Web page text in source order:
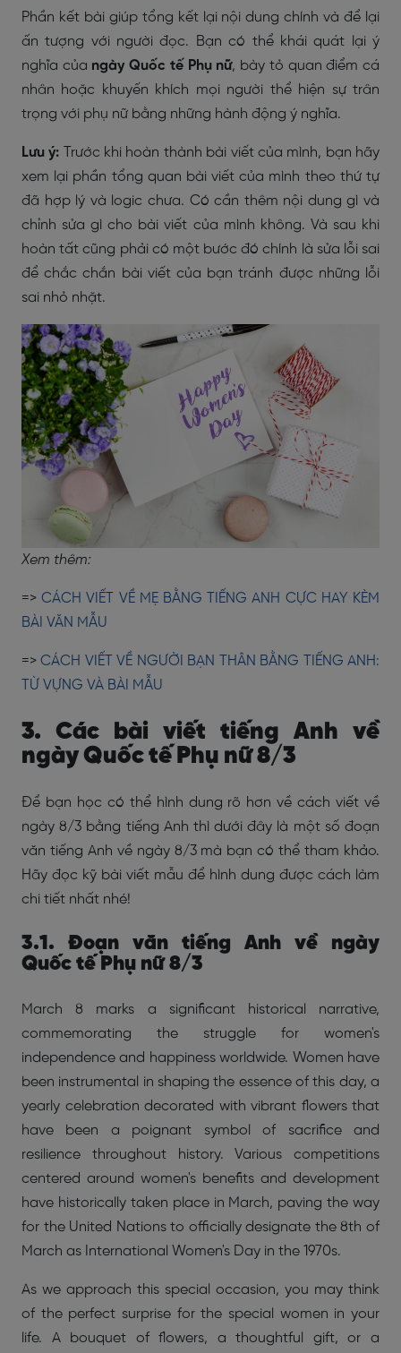
Phần kết bài giúp tổng kết lại nội dung chính và để lại
ấn tượng với người đọc. Bạn có thể khái quát lại ý
nghĩa của ngày Quốc tế Phụ nữ, bày tỏ quan điểm cá
nhân hoặc khuyến khích mọi người thể hiện sự trân
trọng với phụ nữ bằng những hành động ý nghĩa.
Lưu ý:
Trước khi hoàn thành bài viết của mình, bạn hãy
xem lại phần tổng quan bài viết của mình theo thứ tự
đã hợp lý và logic chưa. Có cần thêm nội dung gì và
chỉnh sửa gì cho bài viết của mình không. Và sau khi
hoàn tất cũng phải có một bước đó chính là sửa lỗi sai
để chắc chắn bài viết của bạn tránh được những lỗi
sai nhỏ nhặt.
Xem thêm:
=>CÁCH VIẾT VỀ MẸ BẰNG TIẾNG ANH CỰC HAY KÈM
BÀI VĂN MẪU
=>CÁCH VIẾT VỀ NGƯỜI BẠN THÂN BẰNG TIẾNG ANH:
TỪ VỰNG VÀ BÀI MẪU
3. Các bài viết tiếng Anh về
ngày Quốc tế Phụ nữ 8/3
Để bạn học có thể hình dung rõ hơn về cách viết về
ngày 8/3 bằng tiếng Anh thì dưới đây là một số đoạn
văn tiếng Anh về ngày 8/3 mà bạn có thể tham khảo.
Hãy đọc kỹ bài viết mẫu để hình dung được cách làm
chi tiết nhất nhé!
3.1. Đoạn văn tiếng Anh về ngày
Quốc tế Phụ nữ 8/3
March 8 marks a significant historical narrative,
commemorating the struggle for women's
independence and happiness worldwide. Women have
been instrumental in shaping the essence of this day, a
yearly celebration decorated with vibrant flowers that
have been a poignant symbol of sacrifice and
resilience throughout history. Various competitions
centered around women's benefits and development
have historically taken place in March, paving the way
for the United Nations to officially designate the 8th of
March as International Women's Day in the 1970s.
As we approach this special occasion, you may think
of the perfect surprise for the special women in your
life. A bouquet of flowers, a thoughtful gift, or a